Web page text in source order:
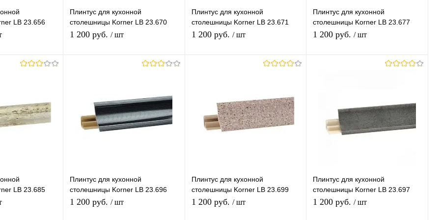
LB 23.656
сравнению
В наличии
Плинтус для кухонной
столешницы Korner LB 23.670
Гранит Элиза
1 200 руб. / шт
сравнению
В избранное В наличии
Плинтус для кухонной
столешницы Korner LB 23.671
Мрамор Каррара II
1 200 руб. / шт
сравнению
В избранное В наличии
Плинтус для кухонной
столешницы Korner LB 23.677
Петра Бежевая
1 200 руб./ шт
сравнению
В избранное В наличии
LB 23.685
Плинтус для кухонной
столешницы Korner LB 23.696
Алюминиевые полосы
1 200 руб. / шт
Плинтус для кухонной
столешницы Korner LB 23.699
Песок
1 200 руб. / шт
Плинтус для кухонной
столешницы Korner LB 23.697
Consuela
1 200 руб./ шт